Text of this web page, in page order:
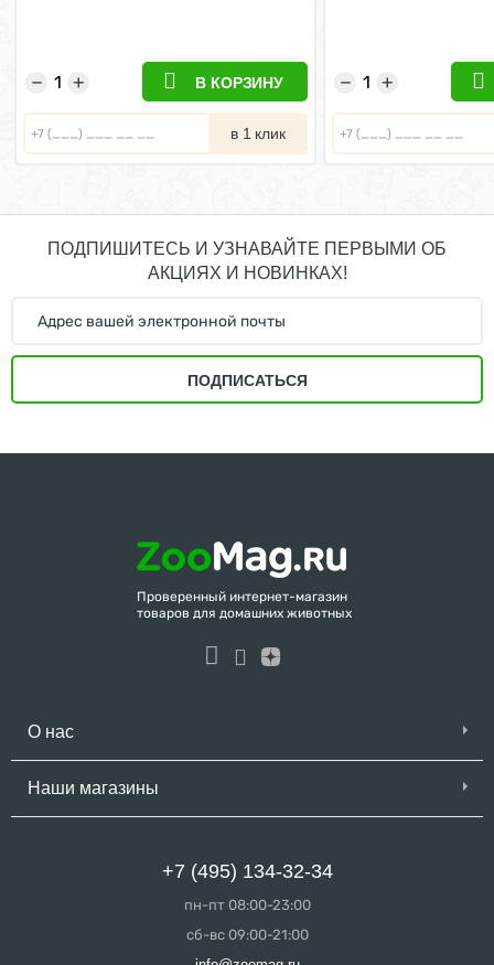
+
− В КОРЗИНУ
в 1 клик
+
−
ПОДПИШИТЕСЬ И УЗНАВАЙТЕ ПЕРВЫМИ ОБ
АКЦИЯХ И НОВИНКАХ!
ПОДПИСАТЬСЯ
Проверенный интернет-магазин
товаров для домашних животных
О нас
Наши магазины
+7 (495) 134-32-34
пн-пт 08:00-23:00
сб-вс 09:00-21:00